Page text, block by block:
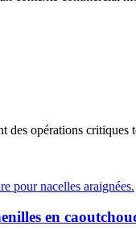
des opérations critiques
en